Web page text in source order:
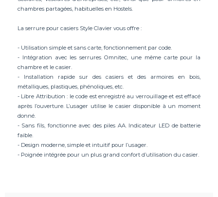
chambres partagées, habituelles en Hostels.
La serrure pour casiers Style Clavier vous offre :
- Utilisation simple et sans carte, fonctionnement par code.
- Intégration avec les serrures Omnitec, une même carte pour la
chambre et le casier.
- Installation rapide sur des casiers et des armoires en bois,
métalliques, plastiques, phénoliques, etc.
- Libre Attribution : le code est enregistré au verrouillage et est effacé
après l’ouverture. L’usager utilise le casier disponible à un moment
donné.
- Sans fils, fonctionne avec des piles AA. Indicateur LED de batterie
faible.
- Design moderne, simple et intuitif pour l’usager.
- Poignée intégrée pour un plus grand confort d’utilisation du casier.